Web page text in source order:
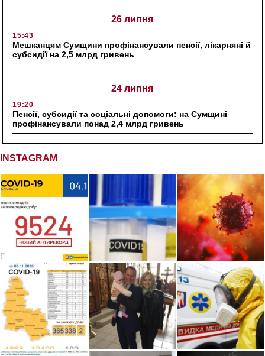
26 липня
15:43
Мешканцям Сумщини профінансували пенсії, лікарняні й
субсидії на 2,5 млрд гривень
24 липня
19:20
Пенсії, субсидії та соціальні допомоги: на Сумщині
профінансували понад 2,4 млрд гривень
INSTAGRAM